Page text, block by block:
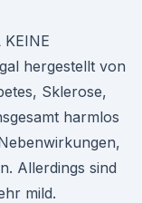
hergestellt von
Sklerose,
harmlos
Allerdings sind
mild.